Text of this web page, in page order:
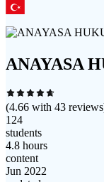
ANAYASA
(4.66 with 43
124
students
4.8 hours
content
Jun 2022